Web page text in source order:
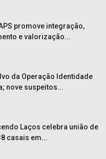
promove integração,
e valorização...
da Operação Identidade
nove suspeitos...
Laços celebra união de
casais em...